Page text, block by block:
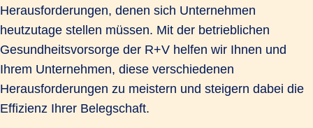
Herausforderungen, denen sich Unternehmen
heutzutage stellen müssen. Mit der betrieblichen
Gesundheitsvorsorge der R+V helfen wir Ihnen und
Ihrem Unternehmen, diese verschiedenen
Herausforderungen zu meistern und steigern dabei die
Effizienz Ihrer Belegschaft.